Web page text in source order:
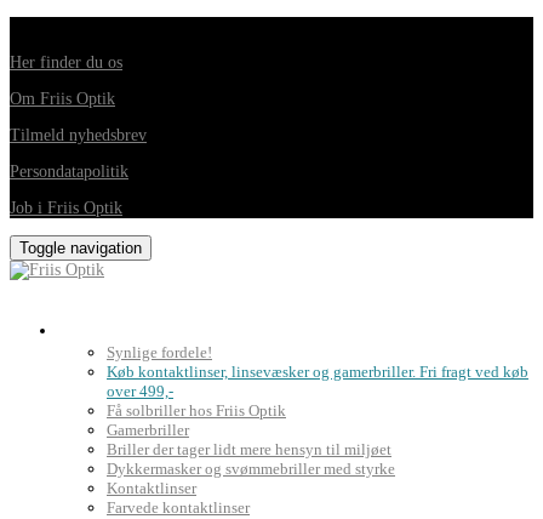
Her finder du os
Om Friis Optik
Tilmeld nyhedsbrev
Persondatapolitik
Job i Friis Optik
Toggle navigation
Synlige fordele!
Køb kontaktlinser, linsevæsker og gamerbriller. Fri fragt ved køb
over 499,-
Få solbriller hos Friis Optik
Gamerbriller
Briller der tager lidt mere hensyn til miljøet
Dykkermasker og svømmebriller med styrke
Kontaktlinser
Farvede kontaktlinser